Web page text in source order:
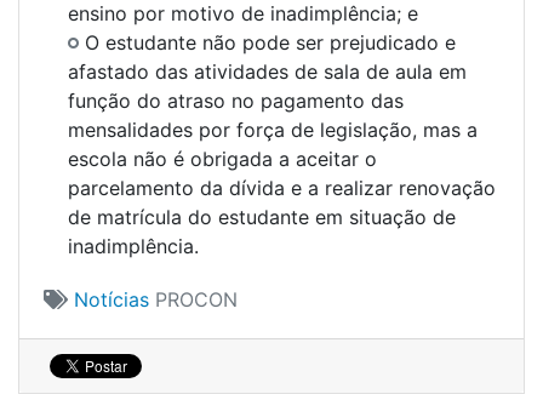
ensino por motivo de inadimplência; e
O estudante não pode ser prejudicado e
afastado das atividades de sala de aula em
função do atraso no pagamento das
mensalidades por força de legislação, mas a
escola não é obrigada a aceitar o
parcelamento da dívida e a realizar renovação
de matrícula do estudante em situação de
inadimplência.
Notícias PROCON